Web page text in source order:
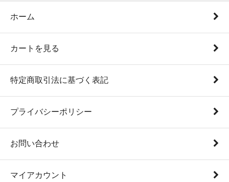
ホーム
カートを見る
特定商取引法に基づく表記
プライバシーポリシー
お問い合わせ
マイアカウント